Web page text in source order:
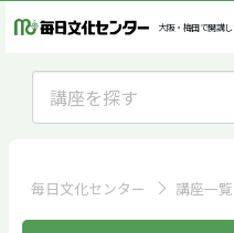
大阪・梅田で開講
毎日文化センター 講座一覧